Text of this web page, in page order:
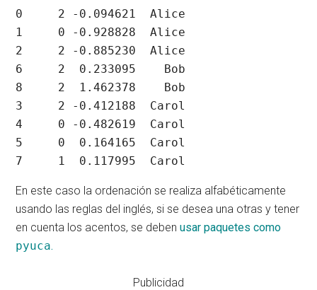
0     2 -0.094621  Alice
1     0 -0.928828  Alice
2     2 -0.885230  Alice
6     2  0.233095    Bob
8     2  1.462378    Bob
3     2 -0.412188  Carol
4     0 -0.482619  Carol
5     0  0.164165  Carol
7     1  0.117995  Carol
En este caso la ordenación se realiza alfabéticamente
usando las reglas del inglés, si se desea una otras y tener
en cuenta los acentos, se deben usar paquetes como
pyuca.
Publicidad